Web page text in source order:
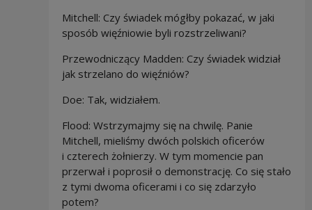
Mitchell: Czy świadek mógłby pokazać, w jaki
sposób więźniowie byli rozstrzeliwani?
Przewodniczący Madden: Czy świadek widział
jak strzelano do więźniów?
Doe: Tak, widziałem.
Flood: Wstrzymajmy się na chwilę. Panie
Mitchell, mieliśmy dwóch polskich oficerów
i czterech żołnierzy. W tym momencie pan
przerwał i poprosił o demonstrację. Co się stało
z tymi dwoma oficerami i co się zdarzyło
potem?